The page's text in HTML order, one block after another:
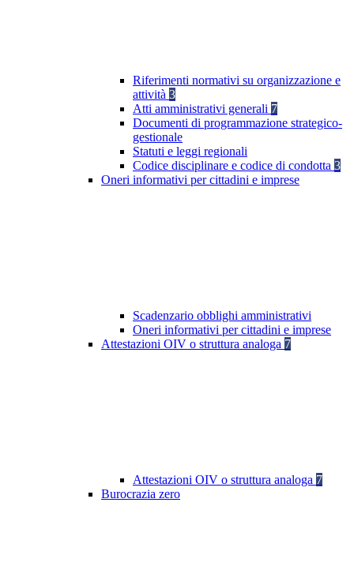
Riferimenti normativi su organizzazione e
attività 3
Atti amministrativi generali 7
Documenti di programmazione strategico-
gestionale
Statuti e leggi regionali
Codice disciplinare e codice di condotta 3
Oneri informativi per cittadini e imprese
Scadenzario obblighi amministrativi
Oneri informativi per cittadini e imprese
Attestazioni OIV o struttura analoga 7
Attestazioni OIV o struttura analoga 7
Burocrazia zero